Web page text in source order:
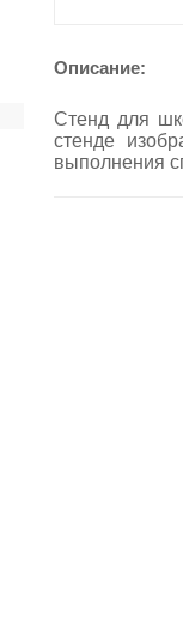
Описание:
Стенд для
стенде
выполнения